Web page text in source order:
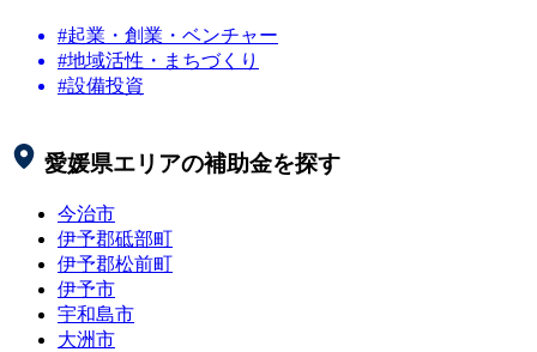
#起業・創業・ベンチャー
#地域活性・まちづくり
#設備投資
愛媛県エリアの補助金を探す
今治市
伊予郡砥部町
伊予郡松前町
伊予市
宇和島市
大洲市